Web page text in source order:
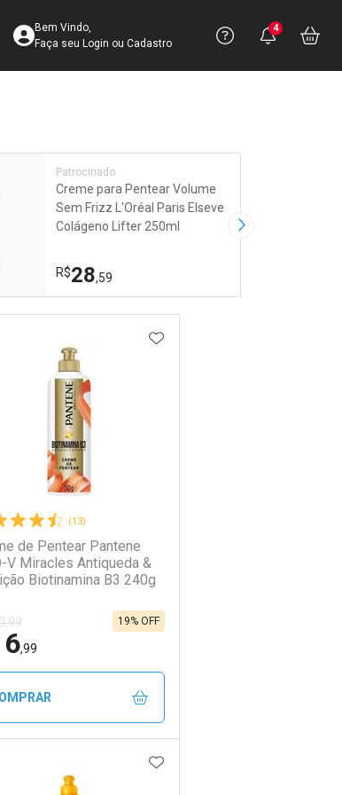
Acesse sua Conta
Bem Vindo,
Faça seu Login ou Cadastro
Precisa
Ver Recursos
Você
4
Próxima Imagem
Patrocinado
Creme para Pentear Volume
Sem Frizz L'Oréal Paris Elseve
Colágeno Lifter 250ml
R$28,59
AOS FAVORITOS
(13)
de Pentear Pantene
V Miracles Antiqueda &
Biotinamina B3 240g
,99
19% OFF
ADICIONAR AOS
FECHAR
FECHAR
AOS FAVORITOS ADICIONAR AOS